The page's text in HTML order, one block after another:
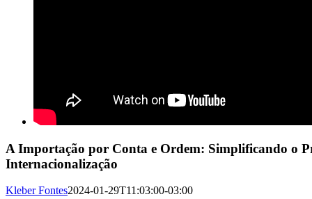
A Importação por Conta e Ordem: Simplificando o
Internacionalização
Kleber Fontes2024-01-29T11:03:00-03:00